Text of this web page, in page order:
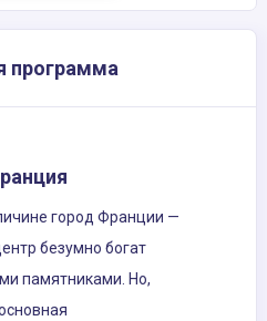
программа
город Франции —
безумно богат
памятниками. Но,